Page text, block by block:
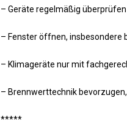
– Geräte regelmäßig
– Fenster öffnen, insbesondere
– Klimageräte nur mit
– Brennwerttechnik
*****